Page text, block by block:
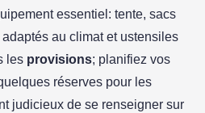
essentiel: tente, sacs
au climat et ustensiles
les provisions; planifiez vos
réserves pour les
judicieux de se renseigner sur